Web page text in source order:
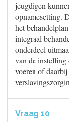
jeugdigen
opnamesetting.
het
integraal
onderdeel
van de instelling
voeren of
Vraag 10